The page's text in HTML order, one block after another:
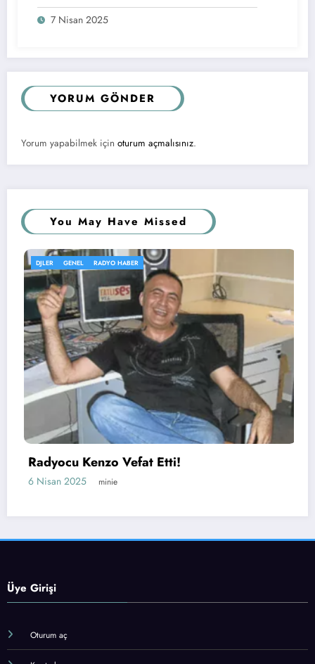
7 Nisan 2025
YORUM GÖNDER
Yorum yapabilmek için oturum açmalısınız.
You May Have Missed
GENEL
Radyo Fenomen’in Yeni
Belli Oldu!
Üye Girişi
Oturum aç